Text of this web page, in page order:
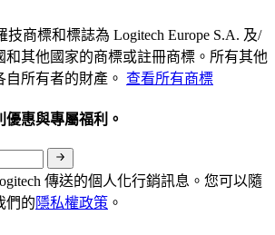
商標和標誌為 Logitech Europe S.A. 及/
和其他國家的商標或註冊商標。所有其他
所有者的財產。 查看所有商標
惠與專屬福利。
傳送的個人化行銷訊息。您可以隨
們的隱私權政策 。